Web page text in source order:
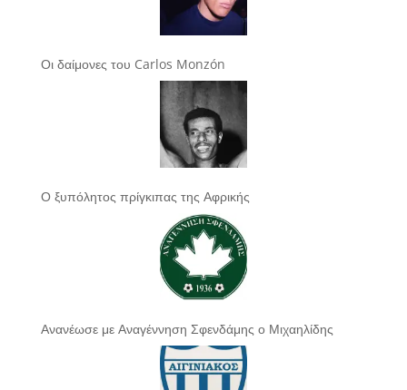
Οι δαίμονες του Carlos Monzón
Ο ξυπόλητος πρίγκιπας της Αφρικής
Ανανέωσε με Αναγέννηση Σφενδάμης ο Μιχαηλίδης